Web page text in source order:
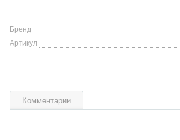
Бренд
Артикул
Комментарии